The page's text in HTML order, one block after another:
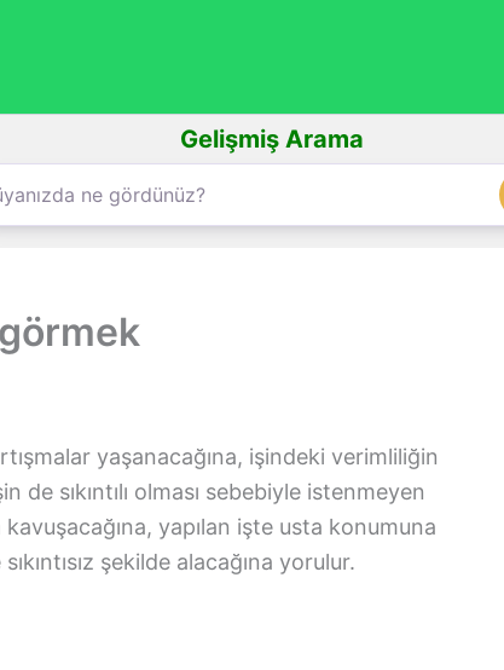
Gelişmiş Arama
yaşanacağına, işindeki verimliliğin
de sıkıntılı olması sebebiyle istenmeyen
yapılan işte usta konumuna
şekilde alacağına yorulur.